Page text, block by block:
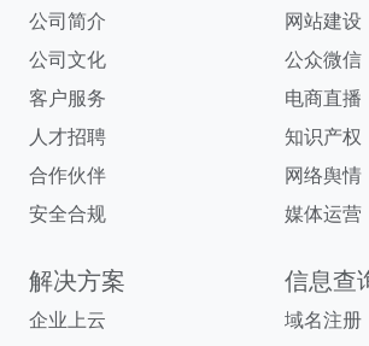
公司简介
公司文化
客户服务
人才招聘
合作伙伴
安全合规
网站建设
公众微信
电商直播
知识产权
网络舆情
媒体运营
解决方案
企业上云
信息查
域名注册